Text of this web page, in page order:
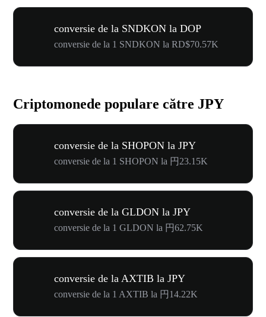
conversie de la SNDKON la DOP
conversie de la 1 SNDKON la RD$70.57K
Criptomonede populare către JPY
conversie de la SHOPON la JPY
conversie de la 1 SHOPON la 円23.15K
conversie de la GLDON la JPY
conversie de la 1 GLDON la 円62.75K
conversie de la AXTIB la JPY
conversie de la 1 AXTIB la 円14.22K